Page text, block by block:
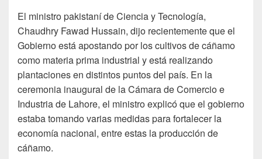
El ministro pakistaní de Ciencia y Tecnología,
Chaudhry Fawad Hussain, dijo recientemente que el
Gobierno está apostando por los cultivos de cáñamo
como materia prima industrial y está realizando
plantaciones en distintos puntos del país. En la
ceremonia inaugural de la Cámara de Comercio e
Industria de Lahore, el ministro explicó que el gobierno
estaba tomando varias medidas para fortalecer la
economía nacional, entre estas la producción de
cáñamo.